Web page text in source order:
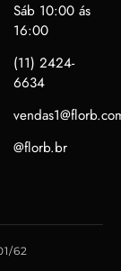
Sáb 10:00 ás
16:00
(11) 2424-
6634
@florb.br
62